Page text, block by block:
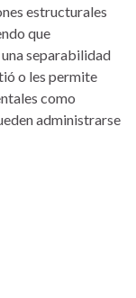
estructurales
que
separabilidad
o les permite
como
administrarse